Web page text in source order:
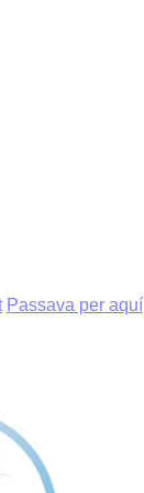
Passava per aquí